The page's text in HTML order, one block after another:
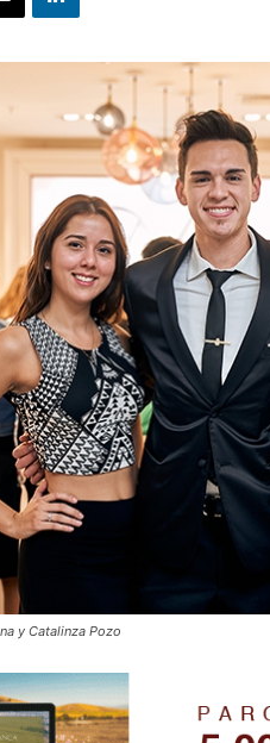
y Catalinza Pozo